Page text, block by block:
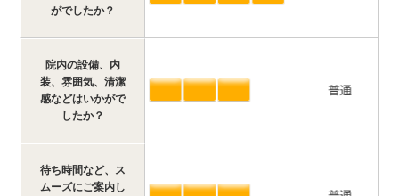
がでしたか？
院内の設備、内
装、雰囲気、清潔
感などはいかがで
したか？
待ち時間など、ス
ムーズにご案内し